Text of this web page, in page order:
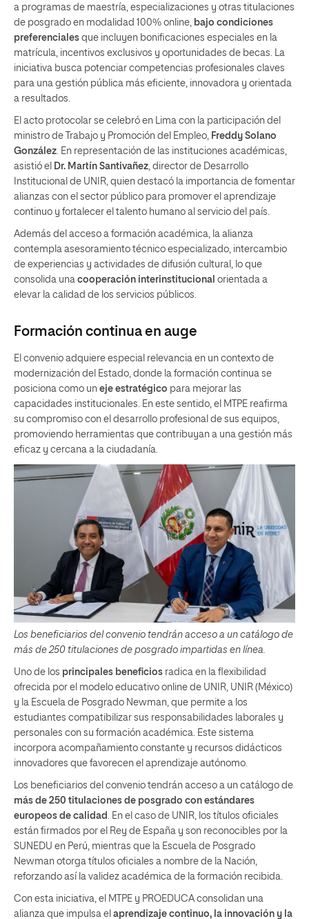
a programas de maestría, especializaciones y otras titulaciones
de posgrado en modalidad 100% online, bajo condiciones
preferenciales que incluyen bonificaciones especiales en la
matrícula, incentivos exclusivos y oportunidades de becas. La
iniciativa busca potenciar competencias profesionales claves
para una gestión pública más eficiente, innovadora y orientada
a resultados.
El acto protocolar se celebró en Lima con la participación del
ministro de Trabajo y Promoción del Empleo, Freddy Solano
González . En representación de las instituciones académicas,
asistió el Dr. Martín Santivañez , director de Desarrollo
Institucional de UNIR, quien destacó la importancia de fomentar
alianzas con el sector público para promover el aprendizaje
continuo y fortalecer el talento humano al servicio del país.
Además del acceso a formación académica, la alianza
contempla asesoramiento técnico especializado, intercambio
de experiencias y actividades de difusión cultural, lo que
consolida una cooperación interinstitucional orientada a
elevar la calidad de los servicios públicos.
Formación continua en auge
El convenio adquiere especial relevancia en un contexto de
modernización del Estado, donde la formación continua se
posiciona como un eje estratégico para mejorar las
capacidades institucionales. En este sentido, el MTPE reafirma
su compromiso con el desarrollo profesional de sus equipos,
promoviendo herramientas que contribuyan a una gestión más
eficaz y cercana a la ciudadanía.
Los beneficiarios del convenio tendrán acceso a un catálogo de
más de 250 titulaciones de posgrado impartidas en línea.
Uno de los principales beneficios radica en la flexibilidad
ofrecida por el modelo educativo online de UNIR, UNIR (México)
y la Escuela de Posgrado Newman, que permite a los
estudiantes compatibilizar sus responsabilidades laborales y
personales con su formación académica. Este sistema
incorpora acompañamiento constante y recursos didácticos
innovadores que favorecen el aprendizaje autónomo.
Los beneficiarios del convenio tendrán acceso a un catálogo de
más de 250 titulaciones de posgrado con estándares
europeos de calidad . En el caso de UNIR, los títulos oficiales
están firmados por el Rey de España y son reconocibles por la
SUNEDU en Perú, mientras que la Escuela de Posgrado
Newman otorga títulos oficiales a nombre de la Nación,
reforzando así la validez académica de la formación recibida.
Con esta iniciativa, el MTPE y PROEDUCA consolidan una
alianza que impulsa el aprendizaje continuo, la innovación y la